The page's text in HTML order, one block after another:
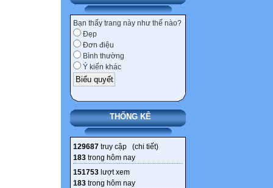
Bạn thấy trang này như thế nào?
Đẹp
Đơn điệu
Bình thường
Ý kiến khác
THỐNG KÊ
129687 truy cập (chi tiết)
183 trong hôm nay
151753 lượt xem
183 trong hôm nay